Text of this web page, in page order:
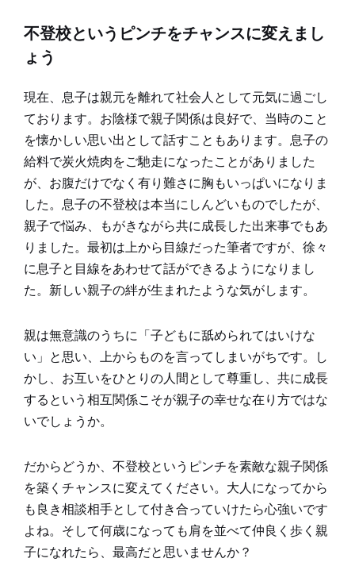
不登校というピンチをチャンスに変えまし
ょう
現在、息子は親元を離れて社会人として元気に過ごし
ております。お陰様で親子関係は良好で、当時のこと
を懐かしい思い出として話すこともあります。息子の
給料で炭火焼肉をご馳走になったことがありました
が、お腹だけでなく有り難さに胸もいっぱいになりま
した。息子の不登校は本当にしんどいものでしたが、
親子で悩み、もがきながら共に成長した出来事でもあ
りました。最初は上から目線だった筆者ですが、徐々
に息子と目線をあわせて話ができるようになりまし
た。新しい親子の絆が生まれたような気がします。
親は無意識のうちに「子どもに舐められてはいけな
い」と思い、上からものを言ってしまいがちです。し
かし、お互いをひとりの人間として尊重し、共に成長
するという相互関係こそが親子の幸せな在り方ではな
いでしょうか。
だからどうか、不登校というピンチを素敵な親子関係
を築くチャンスに変えてください。大人になってから
も良き相談相手として付き合っていけたら心強いです
よね。そして何歳になっても肩を並べて仲良く歩く親
子になれたら、最高だと思いませんか？